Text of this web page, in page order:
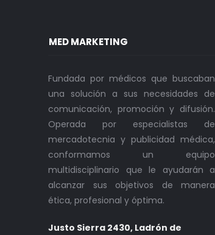
MED MARKETING
Fundada por médicos que buscaban
una solución a sus necesidades de
comunicación, promoción y difusión.
Operada por especialistas de
mercadotecnia y publicidad médica,
conformamos un equipo
multidisciplinario que le ayudarán a
alcanzar sus objetivos de manera
ética, profesional y óptima.
Justo Sierra 2430, Ladrón de